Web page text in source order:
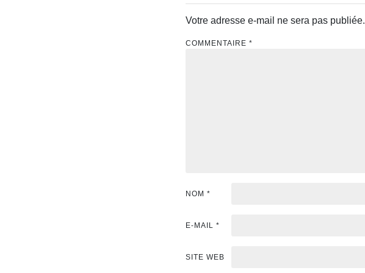
Votre adresse e-mail ne sera pas publiée.
COMMENTAIRE *
NOM *
E-MAIL *
SITE WEB